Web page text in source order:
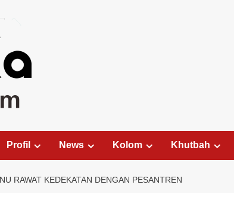
Profil News Kolom Khutbah
RAWAT KEDEKATAN DENGAN PESANTREN